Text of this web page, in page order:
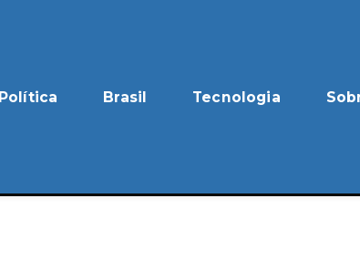
Política Brasil Tecnologia